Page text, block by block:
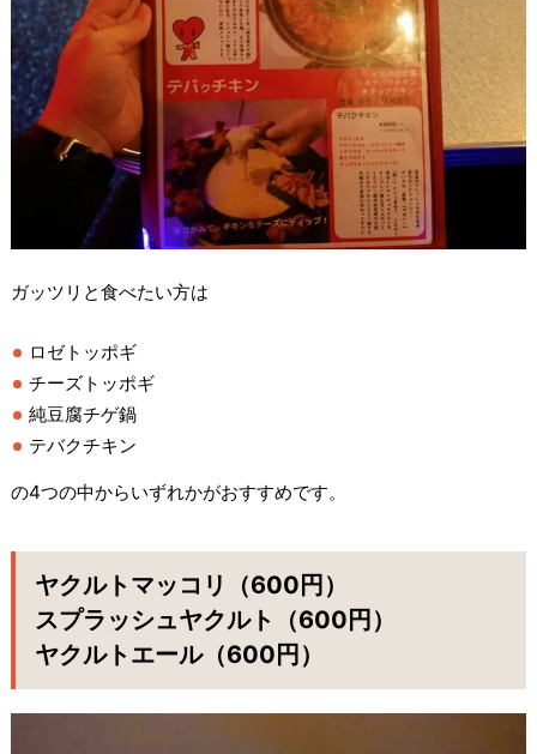
ガッツリと食べたい方は
ロゼトッポギ
チーズトッポギ
純豆腐チゲ鍋
テバクチキン
の4つの中からいずれかがおすすめです。
ヤクルトマッコリ（600円）
スプラッシュヤクルト（600円）
ヤクルトエール（600円）